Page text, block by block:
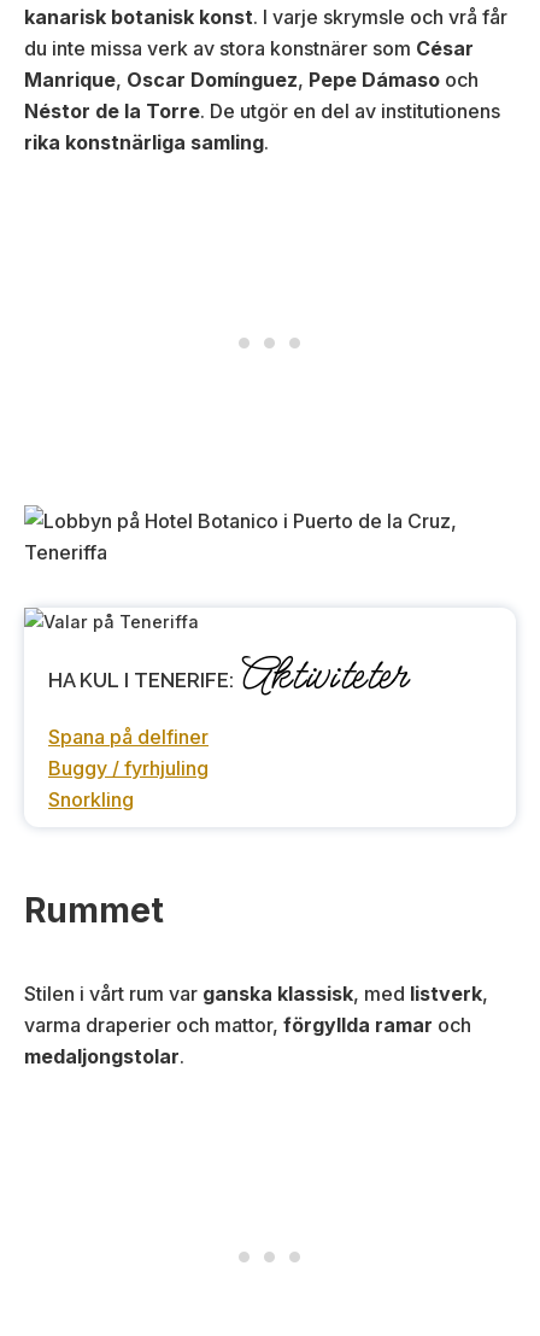
kanarisk botanisk konst. I varje skrymsle och vrå får
du inte missa verk av stora konstnärer som César
Manrique, Oscar Domínguez, Pepe Dámaso och
Néstor de la Torre. De utgör en del av institutionens
rika konstnärliga samling.
HA KUL I TENERIFE: Aktiviteter
Spana på delfiner
Buggy / fyrhjuling
Snorkling
Rummet
Stilen i vårt rum var ganska klassisk, med listverk,
varma draperier och mattor, förgyllda ramar och
medaljongstolar.